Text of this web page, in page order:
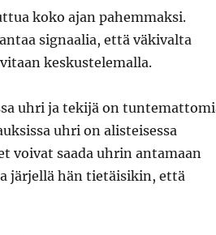
koko ajan pahemmaksi.
signaalia, että väkivalta
keskustelemalla.
uhri ja tekijä on
uhri on alisteisessa
voivat saada uhrin antamaan
järjellä hän tietäisikin, että